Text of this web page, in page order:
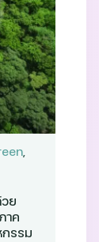
,
ย
าค
กรรม